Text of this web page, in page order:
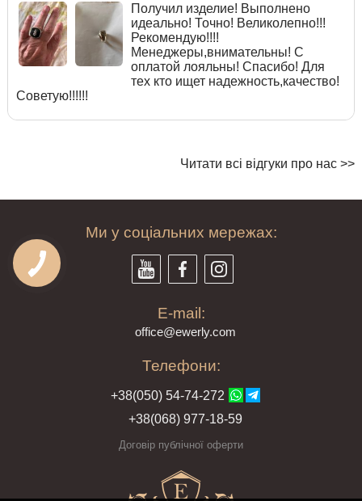
Получил изделие! Выполнено
идеально! Точно! Великолепно!!!
Рекомендую!!!!
Менеджеры,внимательны! С
оплатой лояльны! Спасибо! Для
тех кто ищет надежность,качество!
Советую!!!!!!
Читати всі відгуки про нас >>
Ми у соціальних мережах:
E-mail:
office@ewerly.com
Телефони:
+38(050) 54-74-272
+38(068) 977-18-59
Договір публічної оферти